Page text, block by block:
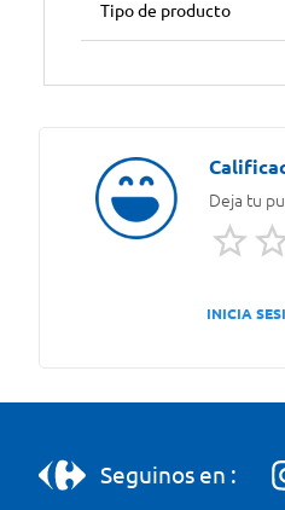
Tipo de producto
Deja tu
INICIA
Seguinos en :